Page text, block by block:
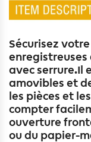
Sécurisez
enregistreuses
avec serrure.Il
amovibles et
les pièces et
compter
ouverture
ou du papier-